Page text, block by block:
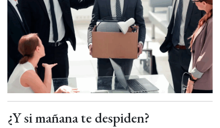
¿Y si mañana te despiden?